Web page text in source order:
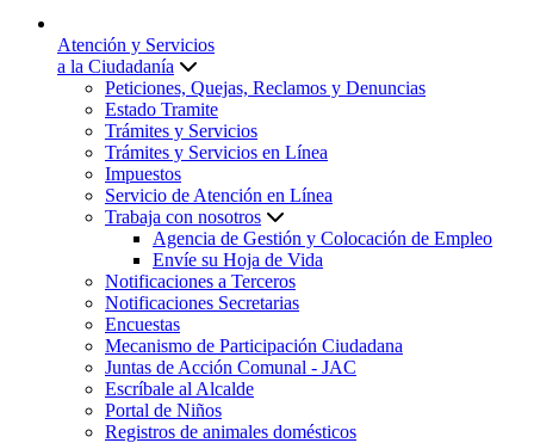
Atención y Servicios
a la Ciudadanía
Peticiones, Quejas, Reclamos y Denuncias
Estado Tramite
Trámites y Servicios
Trámites y Servicios en Línea
Impuestos
Servicio de Atención en Línea
Trabaja con nosotros
Agencia de Gestión y Colocación de Empleo
Envíe su Hoja de Vida
Notificaciones a Terceros
Notificaciones Secretarias
Encuestas
Mecanismo de Participación Ciudadana
Juntas de Acción Comunal - JAC
Escríbale al Alcalde
Portal de Niños
Registros de animales domésticos